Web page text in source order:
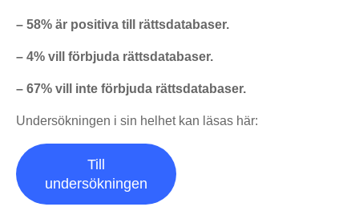
– 58% är positiva till rättsdatabaser.
– 4% vill förbjuda rättsdatabaser.
– 67% vill inte förbjuda rättsdatabaser.
Undersökningen i sin helhet kan läsas här:
Till
undersökningen